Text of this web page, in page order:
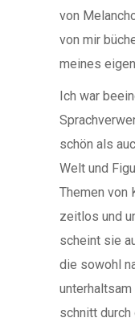
von
von mir
meines
Ich war
schön als
Welt und
Themen von
zeitlos und
scheint sie
die sowohl
schnitt durch